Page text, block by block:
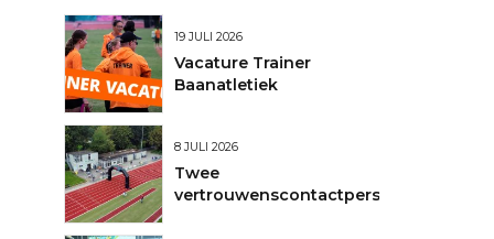
19 JULI 2026
Vacature Trainer
Baanatletiek
8 JULI 2026
Twee
vertrouwenscontactpersonen